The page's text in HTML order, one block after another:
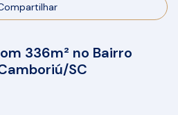
336m² no Bairro
SC